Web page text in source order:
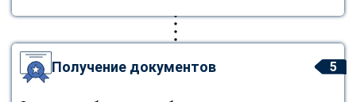
5
Получение документов